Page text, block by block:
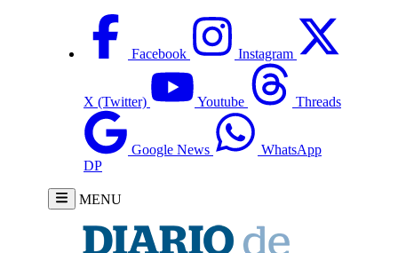
Facebook Instagram
X (Twitter) Youtube Threads
Google News
WhatsApp
DP
MENU